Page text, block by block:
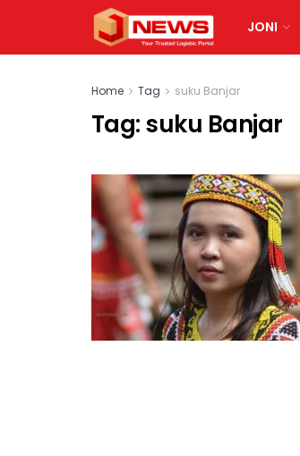
JONI
Home Tag suku Banjar
Tag:suku Banjar